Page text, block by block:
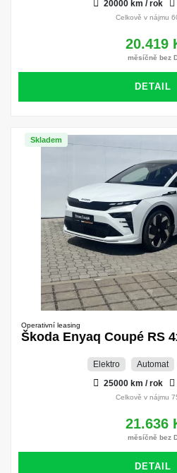
20000 km / rok
Celkově v nájmu
20.419
měsíčně bez
DETAIL
Skladem
Operativní leasing
Škoda Enyaq Coupé RS
Elektro Automat
25000 km / rok
Celkově v nájmu
21.636
měsíčně bez
DETAIL